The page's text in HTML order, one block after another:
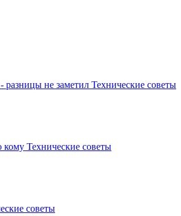
разницы не заметил Технические советы
кому Технические советы
советы